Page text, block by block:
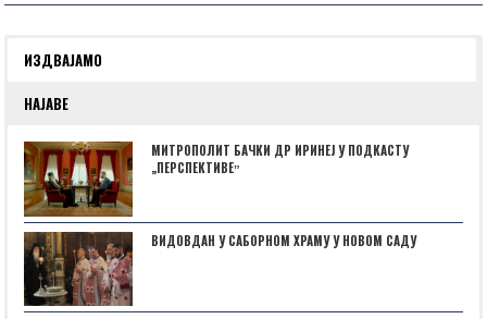
ИЗДВАЈАМО
НАЈАВЕ
МИТРОПОЛИТ БАЧКИ ДР ИРИНЕЈ У ПОДКАСТУ
„ПЕРСПЕКТИВЕˮ
ВИДОВДАН У САБОРНОМ ХРАМУ У НОВОМ САДУ